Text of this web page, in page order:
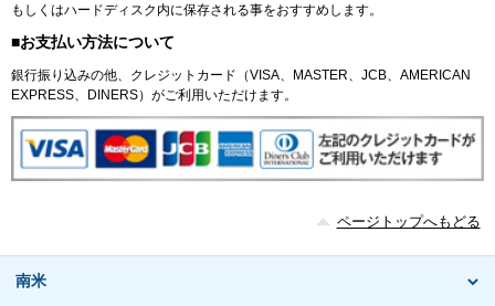
もしくはハードディスク内に保存される事をおすすめします。
■お支払い方法について
銀行振り込みの他、クレジットカード（VISA、MASTER、JCB、AMERICAN
EXPRESS、DINERS）がご利用いただけます。
ページトップへもどる
南米